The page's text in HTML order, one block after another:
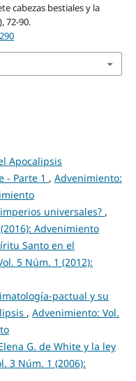
cabezas bestiales y la
72-90.
Apocalipsis
- Parte 1 , Advenimiento:
universales? ,
Advenimiento
Santo en el
5 Núm. 1 (2012):
pactual y su
, Advenimiento: Vol.
G. de White y la ley
3 Núm. 1 (2006):